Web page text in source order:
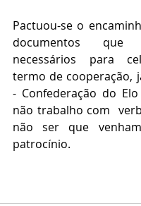
Pactuou-se o
documentos
necessários para
termo de cooperação,
- Confederação do
não trabalho com
não ser que
patrocínio.